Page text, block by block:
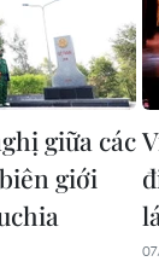
giữa các
giới